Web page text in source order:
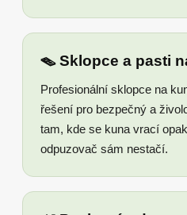
🪤 Sklopce a pasti
Profesionální sklopce na
řešení pro bezpečný a
tam, kde se kuna vrací
odpuzovač sám nestačí.